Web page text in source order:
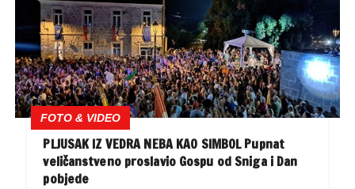
FOTO & VIDEO
PLJUSAK IZ VEDRA NEBA KAO SIMBOL Pupnat
veličanstveno proslavio Gospu od Sniga i Dan
pobjede